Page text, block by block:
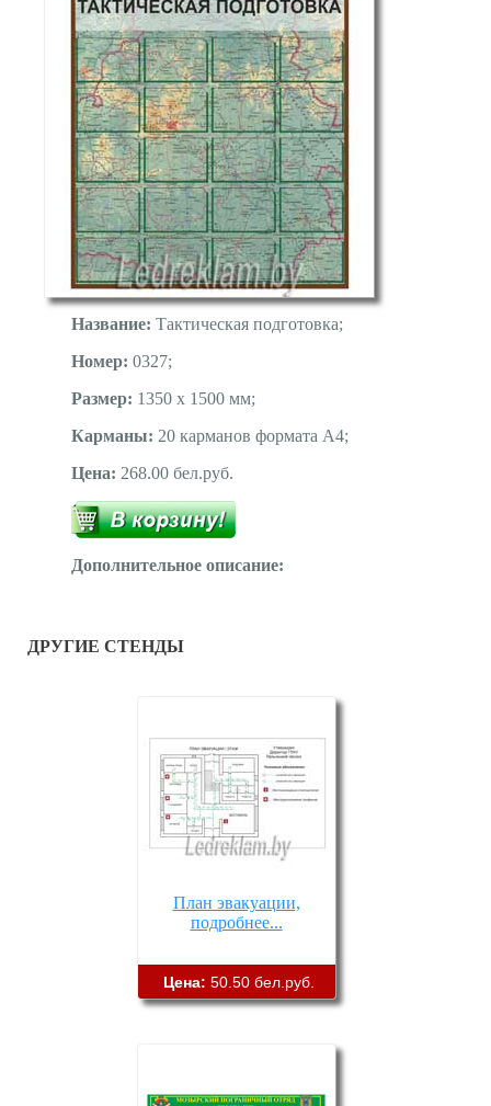
Название: Тактическая подготовка;
Номер: 0327;
Размер: 1350 х 1500 мм;
Карманы: 20 карманов формата А4;
Цена: 268.00 бел.руб.
Дополнительное описание:
ДРУГИЕ СТЕНДЫ
План эвакуации,
подробнее...
Цена: 50.50 бел.руб.